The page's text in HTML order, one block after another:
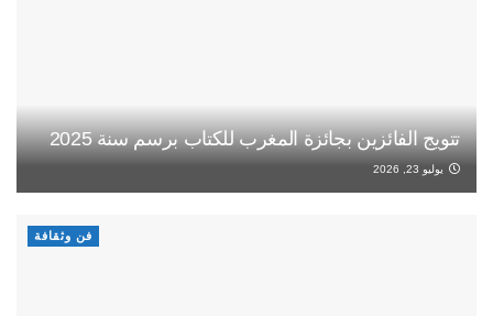
تتويج الفائزين بجائزة المغرب للكتاب برسم سنة 2025
يوليو 23, 2026
فن وثقافة